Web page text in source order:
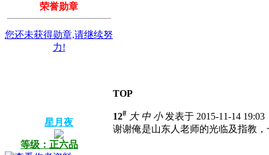
荣誉勋章
您还未获得勋章,请继续努
力!
TOP
星月夜
等级：正六品
12# 大 中 小发表于 2015-11-14 19:03
谢谢俺是山东人老师的光临及指教